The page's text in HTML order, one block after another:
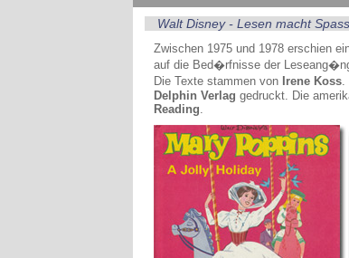
Walt Disney - Lesen macht Spass
Zwischen 1975 und 1978 erschien
auf die Bed�rfnisse der
Die Texte stammen von Irene Koss.
Delphin Verlag gedruckt. Die
Reading.